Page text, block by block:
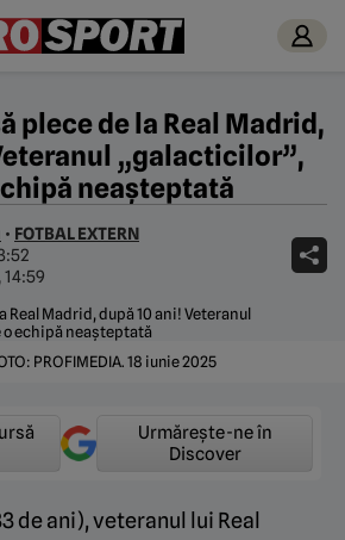
plece de la Real Madrid,
„galacticilor”,
neașteptată
• FOTBAL EXTERN
14:59
PROFIMEDIA. 18 iunie 2025
Urmărește-ne în
Discover
de ani), veteranul lui Real